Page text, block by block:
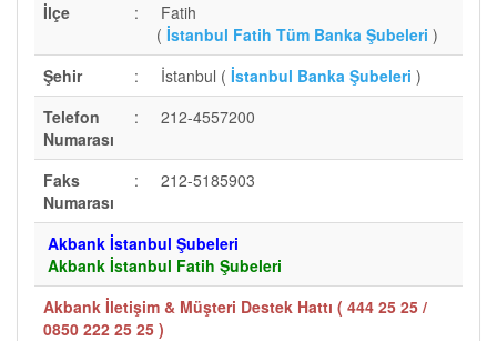
İlçe :
Fatih
( İstanbul Fatih Tüm Banka Şubeleri )
Şehir
: İstanbul ( İstanbul Banka Şubeleri )
Telefon
Numarası
: 212-4557200
Faks
Numarası
: 212-5185903
Akbank İstanbul Şubeleri
Akbank İstanbul Fatih Şubeleri
Akbank İletişim & Müşteri Destek Hattı ( 444 25 25 /
0850 222 25 25 )